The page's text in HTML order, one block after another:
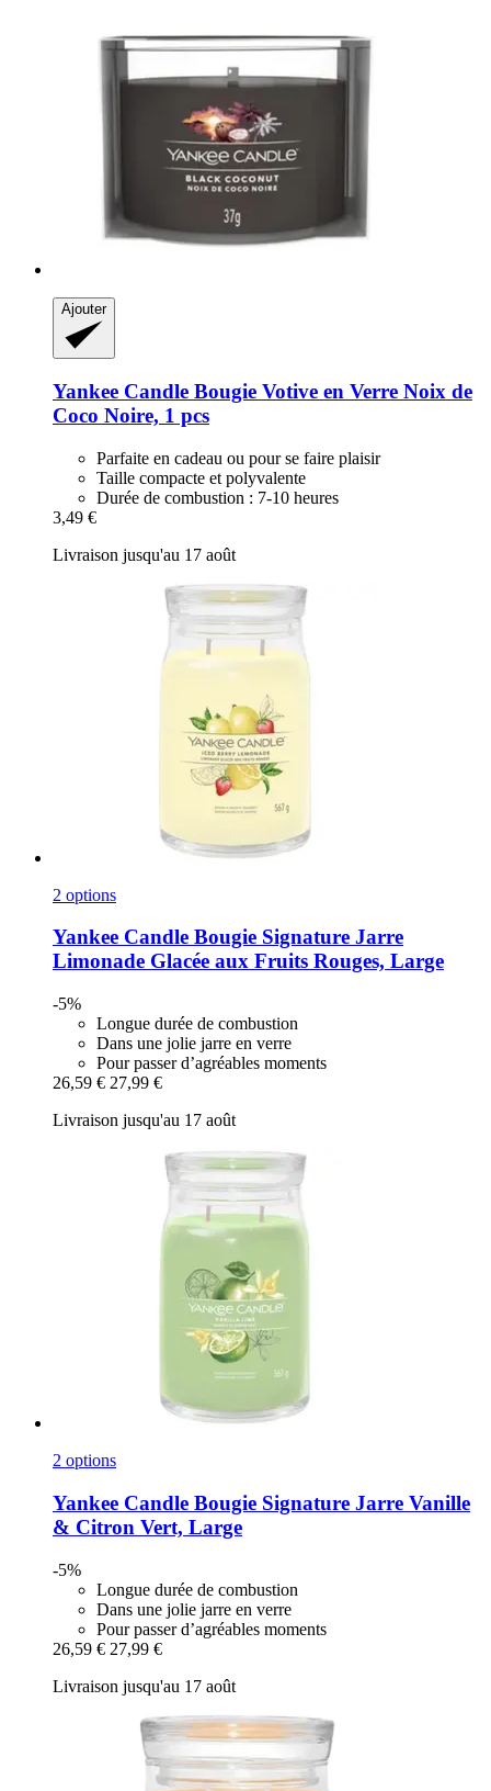
Ajouter
Yankee Candle Bougie Votive en Verre Noix de
Coco Noire, 1 pcs
Parfaite en cadeau ou pour se faire plaisir
Taille compacte et polyvalente
Durée de combustion : 7-10 heures
3,49 €
Livraison jusqu'au 17 août
2 options
Yankee Candle Bougie Signature Jarre
Limonade Glacée aux Fruits Rouges, Large
-5%
Longue durée de combustion
Dans une jolie jarre en verre
Pour passer d’agréables moments
26,59 € 27,99 €
Livraison jusqu'au 17 août
2 options
Yankee Candle Bougie Signature Jarre Vanille
& Citron Vert, Large
-5%
Longue durée de combustion
Dans une jolie jarre en verre
Pour passer d’agréables moments
26,59 € 27,99 €
Livraison jusqu'au 17 août